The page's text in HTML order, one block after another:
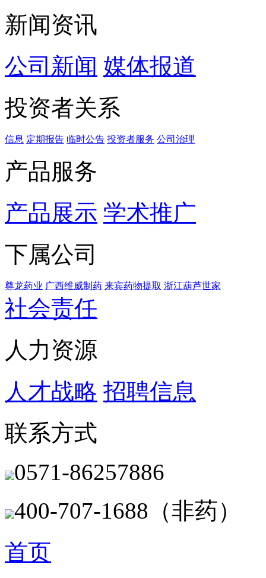
新闻资讯
公司新闻 媒体报道
投资者关系
信息 定期报告 临时公告 投资者服务 公司治理
产品服务
产品展示 学术推广
下属公司
尊龙药业 广西维威制药 来宾药物提取 浙江葫芦世家
社会责任
人力资源
人才战略 招聘信息
联系方式
0571-86257886
400-707-1688（非药）
首页